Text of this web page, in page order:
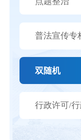
普法宣传专
双随机
行政许可/